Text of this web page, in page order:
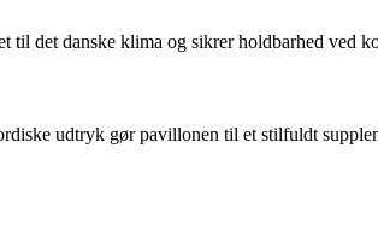
det danske klima og sikrer holdbarhed ved
udtryk gør pavillonen til et stilfuldt